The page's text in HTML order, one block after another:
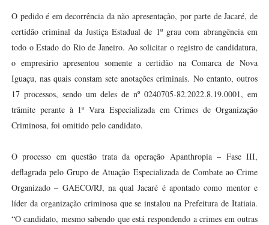
O pedido é em decorrência da não apresentação, por parte de Jacaré, de
certidão criminal da Justiça Estadual de 1º grau com abrangência em
todo o Estado do Rio de Janeiro. Ao solicitar o registro de candidatura,
o empresário apresentou somente a certidão na Comarca de Nova
Iguaçu, nas quais constam sete anotações criminais. No entanto, outros
17 processos, sendo um deles de nº 0240705-82.2022.8.19.0001, em
trâmite perante à 1ª Vara Especializada em Crimes de Organização
Criminosa, foi omitido pelo candidato.
O processo em questão trata da operação Apanthropia – Fase III,
deflagrada pelo Grupo de Atuação Especializada de Combate ao Crime
Organizado – GAECO/RJ, na qual Jacaré é apontado como mentor e
líder da organização criminosa que se instalou na Prefeitura de Itatiaia.
“O candidato, mesmo sabendo que está respondendo a crimes em outras